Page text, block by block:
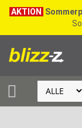
AKTION